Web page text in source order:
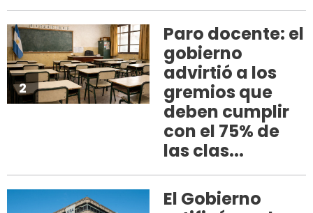
2
Paro docente: el
gobierno
advirtió a los
gremios que
deben cumplir
con el 75% de
las clas...
El Gobierno